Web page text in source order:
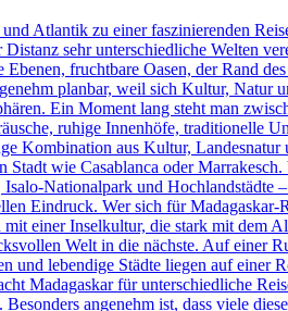
Atlantik zu einer faszinierenden
sehr unterschiedliche Welten
fruchtbare Oasen, der Rand
planbar, weil sich Kultur,
Ein Moment lang steht man
ruhige Innenhöfe, traditionelle
Kombination aus Kultur,
wie Casablanca oder
Nationalpark und
Eindruck. Wer sich für
einer Inselkultur, die stark mit dem
Welt in die nächste. Auf einer
und lebendige Städte liegen auf
Madagaskar für unterschiedliche
angenehm ist, dass viele